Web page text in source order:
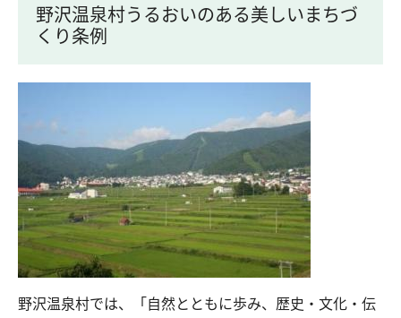
野沢温泉村うるおいのある美しいまちづ
くり条例
野沢温泉村では、「自然とともに歩み、歴史・文化・伝